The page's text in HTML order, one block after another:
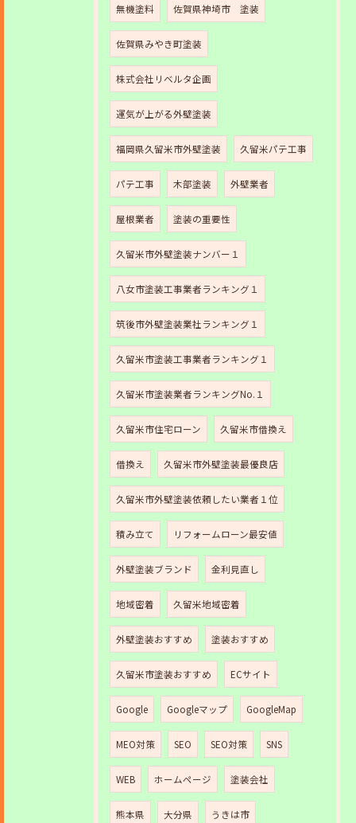
無機塗料 佐賀県神埼市 塗装
佐賀県みやき町塗装
株式会社リベルタ企画
運気が上がる外壁塗装
福岡県久留米市外壁塗装 久留米パテ工事
パテ工事 木部塗装 外壁業者
屋根業者 塗装の重要性
久留米市外壁塗装ナンバー１
八女市塗装工事業者ランキング１
筑後市外壁塗装業社ランキング１
久留米市塗装工事業者ランキング１
久留米市塗装業者ランキングNo.１
久留米市住宅ローン 久留米市借換え
借換え 久留米市外壁塗装最優良店
久留米市外壁塗装依頼したい業者１位
積み立て リフォームローン最安値
外壁塗装ブランド 金利見直し
地域密着 久留米地域密着
外壁塗装おすすめ 塗装おすすめ
久留米市塗装おすすめ ECサイト
Google Googleマップ GoogleMap
MEO対策 SEO SEO対策 SNS
WEB ホームページ 塗装会社
熊本県 大分県 うきは市